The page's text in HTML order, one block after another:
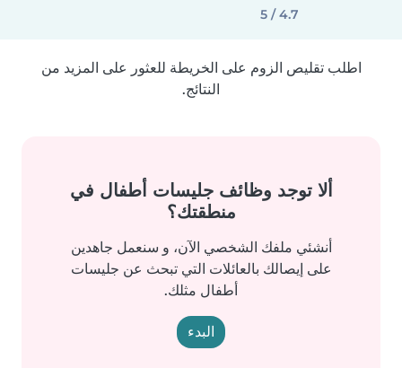
4.7 / 5
اطلب تقليص الزوم على الخريطة للعثور على المزيد من
النتائج.
ألا توجد وظائف جليسات أطفال في
منطقتك؟
أنشئي ملفك الشخصي الآن، و سنعمل جاهدين
على إيصالك بالعائلات التي تبحث عن جليسات
أطفال مثلك.
البدء